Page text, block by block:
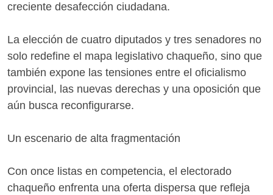
creciente desafección ciudadana.
La elección de cuatro diputados y tres senadores no
solo redefine el mapa legislativo chaqueño, sino que
también expone las tensiones entre el oficialismo
provincial, las nuevas derechas y una oposición que
aún busca reconfigurarse.
Un escenario de alta fragmentación
Con once listas en competencia, el electorado
chaqueño enfrenta una oferta dispersa que refleja